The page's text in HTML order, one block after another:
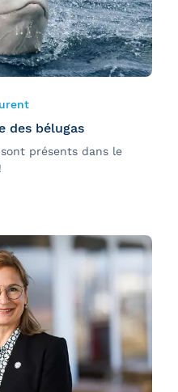
des bélugas
sont présents dans le